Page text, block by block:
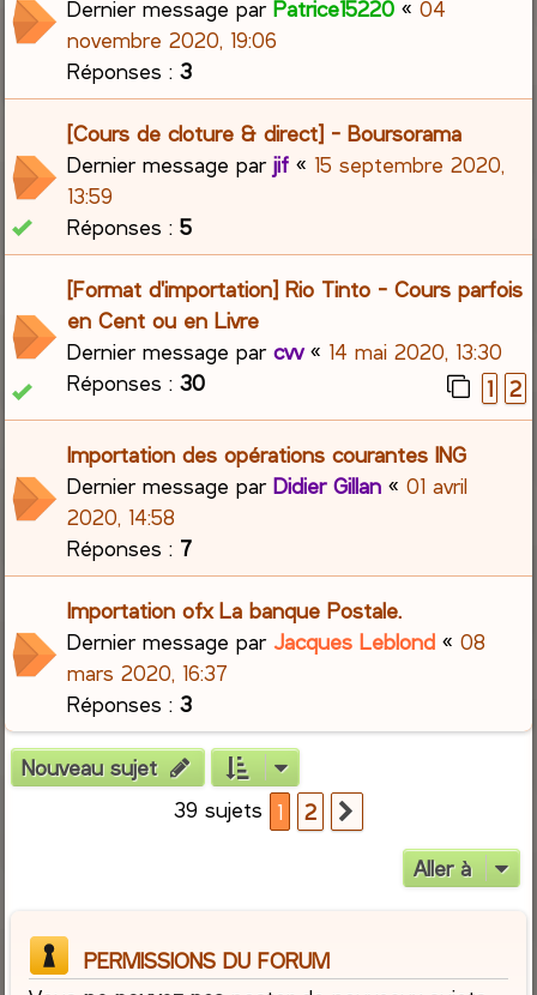
Dernier message parPatrice15220 «04
novembre 2020, 19:06
Réponses :3
[Cours de cloture & direct] - Boursorama
Dernier message parjif « 15 septembre 2020,
13:59
Réponses :5
[Format d'importation] Rio Tinto - Cours parfois
en Cent ou en Livre
Dernier message parcvv« 14 mai 2020, 13:30
Réponses :30 1 2
Importation des opérations courantes ING
Dernier message parDidier Gillan «01 avril
2020, 14:58
Réponses : 7
Importation ofx La banque Postale.
Dernier message parJacques Leblond «08
mars 2020, 16:37
Réponses :3
Nouveau sujet
39 sujets
1 2
Aller à
PERMISSIONS DU FORUM